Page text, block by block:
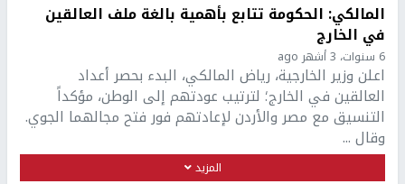
المالكي: الحكومة تتابع بأهمية بالغة ملف العالقين
في الخارج
6 سنوات، 3 أشهر ago
اعلن وزير الخارجية، رياض المالكي، البدء بحصر أعداد
العالقين في الخارج؛ لترتيب عودتهم إلى الوطن، مؤكداً
التنسيق مع مصر والأردن لإعادتهم فور فتح مجالهما الجوي.
وقال ...
المزيد